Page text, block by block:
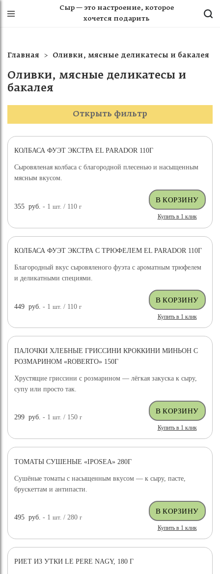
Сыр — это настроение, которое
хочется подарить
Главная Оливки, мясные деликатесы и бакалея
Оливки, мясные деликатесы и
бакалея
Открыть фильтр
КОЛБАСА ФУЭТ ЭКСТРА EL PARADOR 110Г
Сыровяленая колбаса с благородной плесенью и насыщенным
мясным вкусом.
355 руб. - 1шт. / 110г
Купить в 1 клик
КОЛБАСА ФУЭТ ЭКСТРА С ТРЮФЕЛЕМ EL PARADOR 110Г
Благородный вкус сыровяленого фуэта с ароматным трюфелем
и деликатными специями.
449 руб. - 1шт. / 110г
Купить в 1 клик
ПАЛОЧКИ ХЛЕБНЫЕ ГРИССИНИ КРОККИНИ МИНЬОН С
РОЗМАРИНОМ «ROBERTO» 150Г
Хрустящие гриссини с розмарином — лёгкая закуска к сыру,
супу или просто так.
299 руб. - 1шт. / 150г
Купить в 1 клик
ТОМАТЫ СУШЕНЫЕ «IPOSEA» 280Г
Сушёные томаты с насыщенным вкусом — к сыру, пасте,
брускеттам и антипасти.
495 руб. - 1шт. / 280г
Купить в 1 клик
РИЕТ ИЗ УТКИ LE PERE NAGY, 180 Г